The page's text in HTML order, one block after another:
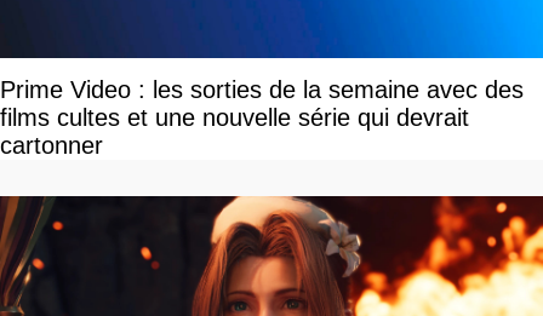
Prime Video : les sorties de la semaine avec des
films cultes et une nouvelle série qui devrait
cartonner